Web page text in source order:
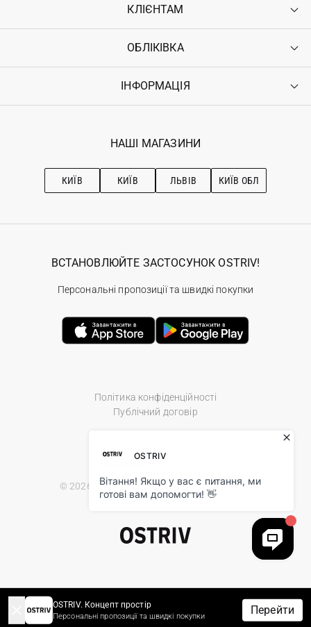
КЛІЄНТАМ
Контакти
Повернення
Гарантія
ОБЛІКІВКА
Увійти
Ostriv Club+
ІНФОРМАЦІЯ
Наші магазини
Рекомендації з догляду
НАШІ МАГАЗИНИ
КИЇВ КИЇВ ЛЬВІВ КИЇВ ОБЛ
Політика конфіденційності
Публічний договір
© 2026 Ostriv.ua Store. All Rights Reserved.
ВСТАНОВЛЮЙТЕ ЗАСТОСУНОК OSTRIV!
Персональні пропозиції та швидкі покупки
OSTRIV. Концепт простір
Персональні пропозиції та швидкі покупки Перейти